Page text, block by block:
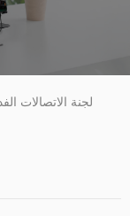
لجنة الاتصالات